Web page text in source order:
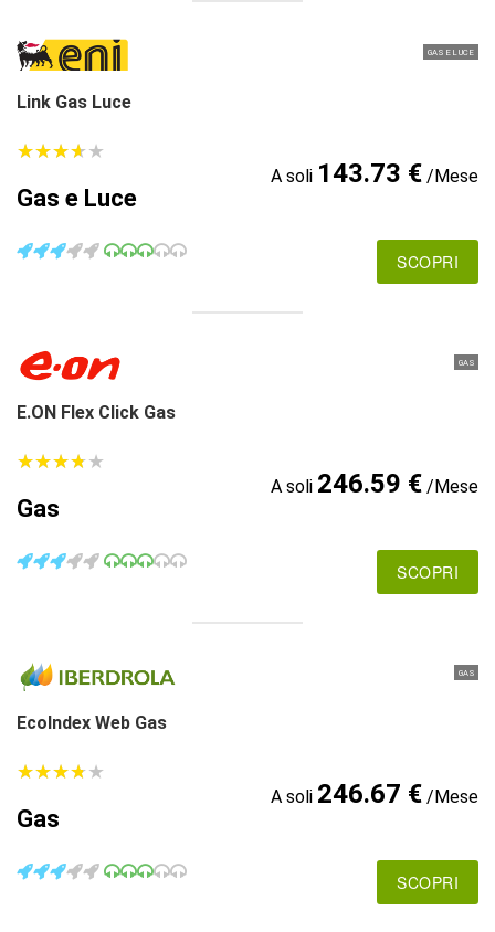
GAS E LUCE
Link Gas Luce
★★★★★
★★★★★
Gas e Luce
A soli 143.73 €/Mese
SCOPRI
GAS
E.ON Flex Click Gas
★★★★★
★★★★★
Gas
A soli 246.59 €/Mese
SCOPRI
GAS
EcoIndex Web Gas
★★★★★
★★★★★
Gas
A soli 246.67 €/Mese
SCOPRI